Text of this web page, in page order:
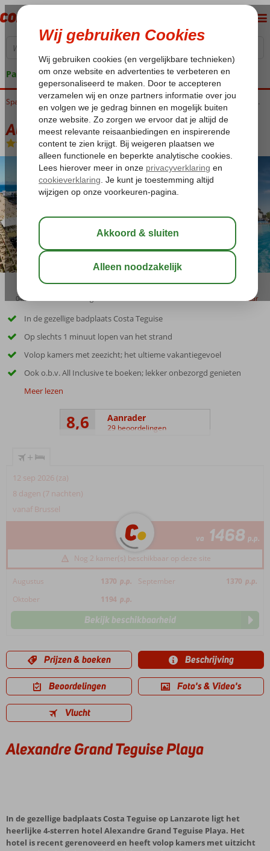
Pakketgarantie
Home Canarische Eilanden Lanzarote Costa Teguise Alexandre Grand Teguise Playa
Alexandre Grand Teguise Playa
Halfpension-Hotel
04:30 bewaar
In de gezellige badplaats Costa Teguise
Op slechts 1 minuut lopen van het strand
Volop kamers met zeezicht; het ultieme vakantiegevoel
Ook o.b.v. All Inclusive te boeken; lekker onbezorgd genieten
Meer lezen
8,6 Aanrader
29 beoordelingen
+
12 sep 2026 (za)
8 dagen (7 nachten)
vanaf Brussel
va 1468 p.p.
Nog 2 kamer(s) beschikbaar op deze site
Augustus 1370 p.p. September 1370 p.p.
Oktober
1194 p.p.
Bekijk beschikbaarheid
Prijzen & boeken Beschrijving
Beoordelingen Foto's & Video's
Vlucht
Alexandre Grand Teguise Playa
In de gezellige badplaats Costa Teguise op Lanzarote ligt het
heerlijke 4-sterren hotel Alexandre Grand Teguise Playa. Het
hotel is recent gerenoveerd en heeft volop kamers met uitzicht